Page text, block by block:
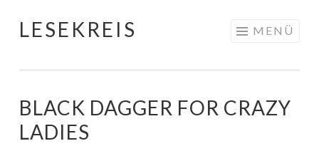
Springe
LESEKREIS MENÜ
BLACK DAGGER FOR CRAZY
LADIES